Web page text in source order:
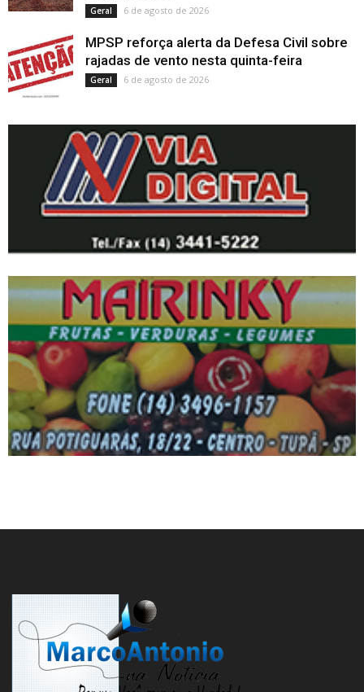
Geral 6 de agosto de 2026
MPSP reforça alerta da Defesa Civil sobre
rajadas de vento nesta quinta-feira
Geral 6 de agosto de 2026